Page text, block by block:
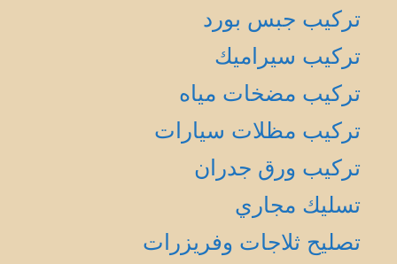
تركيب جبس بورد
تركيب سيراميك
تركيب مضخات مياه
تركيب مظلات سيارات
تركيب ورق جدران
تسليك مجاري
تصليح ثلاجات وفريزرات